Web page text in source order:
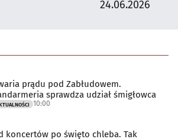
24.06.2026
prądu pod Zabłudowem.
sprawdza udział śmigłowca
10:00
koncertów po święto chleba. Tak